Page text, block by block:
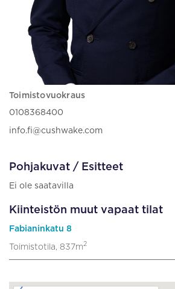
Toimistovuokraus
0108368400
info.fi@cushwake.com
Pohjakuvat / Esitteet
Ei ole saatavilla
Kiinteistön muut vapaat tilat
Fabianinkatu 8
Toimistotila, 837m2